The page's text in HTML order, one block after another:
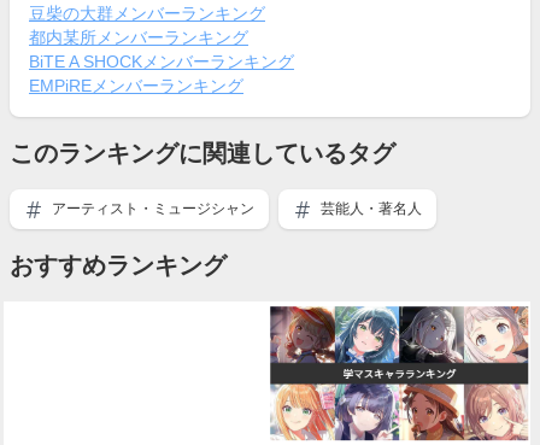
豆柴の大群メンバーランキング
都内某所メンバーランキング
BiTE A SHOCKメンバーランキング
EMPiREメンバーランキング
このランキングに関連しているタグ
アーティスト・ミュージシャン 芸能人・著名人
おすすめランキング